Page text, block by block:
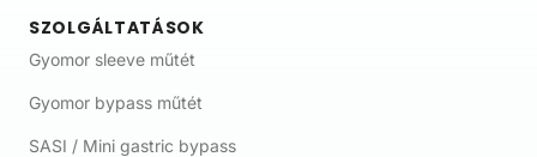
SZOLGÁLTATÁSOK
Gyomor sleeve műtét
Gyomor bypass műtét
SASI / Mini gastric bypass